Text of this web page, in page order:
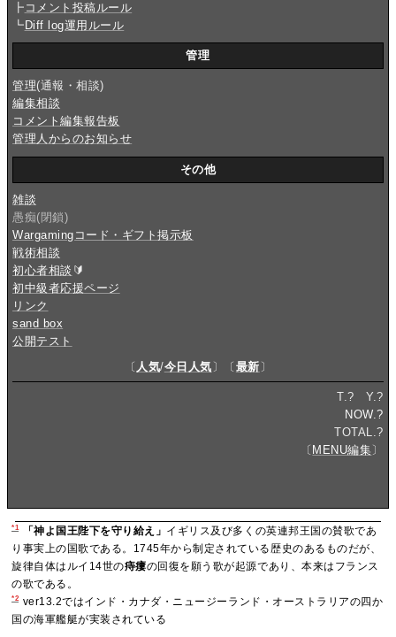
┣ コメント投稿ルール
┗ Diff log運用ルール
管理
管理(通報・相談)
編集相談
コメント編集報告板
管理人からのお知らせ
その他
雑談
愚痴(閉鎖)
Wargamingコード・ギフト掲示板
戦術相談
初心者相談 🔰
初中級者応援ページ
リンク
sand box
公開テスト
〔 人気/今日人気 〕〔 最新 〕
T.? Y.?
NOW.?
TOTAL.?
〔 MENU編集 〕
*1 「神よ国王陛下を守り給え」 イギリス及び多くの英連邦王国の賛歌であ
り事実上の国歌である。1745年から制定されている歴史のあるものだが、
旋律自体はルイ14世の痔瘻の回復を願う歌が起源であり、本来はフランス
の歌である。
*2 ver13.2ではインド・カナダ・ニュージーランド・オーストラリアの四か
国の海軍艦艇が実装されている